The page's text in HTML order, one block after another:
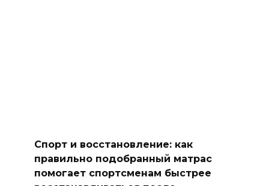
Спорт и восстановление: как
правильно подобранный матрас
помогает спортсменам быстрее